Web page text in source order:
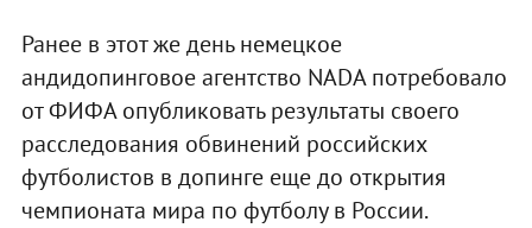
Ранее в этот же день немецкое
андидопинговое агентство NADA потребовало
от ФИФА опубликовать результаты своего
расследования обвинений российских
футболистов в допинге еще до открытия
чемпионата мира по футболу в России.